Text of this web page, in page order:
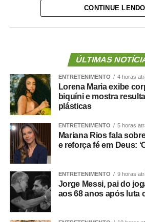
Cuiabá, que é de todos nós mato-
parlamento mais antigo do Centro-
afirmou Juca.
O concurso público foi realizado para
vagas e formação de cadastro de
níveis médio e superior,
técnico legislativo, analista
e contador.
Durante a visita, Rogério Vianna
confiança depositada no Instituto
forma como o processo foi conduzido.
CONTINUE LENDO
ÚLTIMAS
ENTRETENIMENTO 4 horas
Lorena Maria exibe
biquíni e mostra
plásticas
ENTRETENIMENTO 5 horas
Mariana Rios fala
e reforça fé em Deus:
ENTRETENIMENTO 9 horas
Jorge Messi, pai do
aos 68 anos após luta